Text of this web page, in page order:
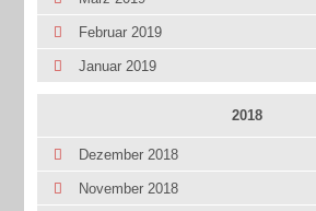
Februar 2019
Januar 2019
2018
Dezember 2018
November 2018